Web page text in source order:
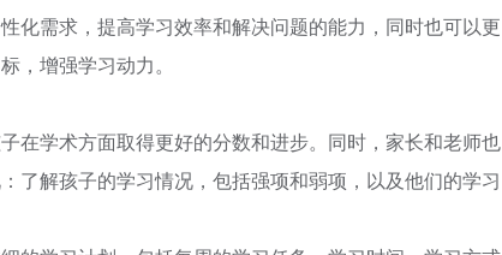
化需求，提高学习效率和解决问题的能力，同时也可以更
，增强学习动力。
在学术方面取得更好的分数和进步。同时，家长和老师也
了解孩子的学习情况，包括强项和弱项，以及他们的学习